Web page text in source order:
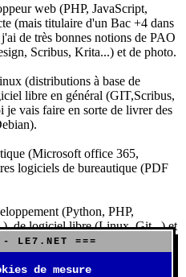
web (PHP, JavaScript,
(mais titulaire d'un Bac +4 dans
de très bonnes notions de PAO
Scribus, Krita...) et de photo.
(distributions à base de
libre en général (GIT,Scribus,
vais faire en sorte de livrer des
(Microsoft office 365,
logiciels de bureautique (PDF
(Python, PHP,
de logiciel libre (Linux, Git...) et
(Risk, Uno, Scrabble...),
- LE7.NET ===
de mesure